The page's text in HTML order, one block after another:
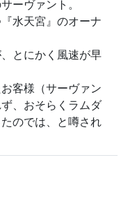
ーヴァント。
水天宮』のオーナ
とにかく風速が早
客様（サーヴァン
、おそらくラムダ
のでは、と噂され